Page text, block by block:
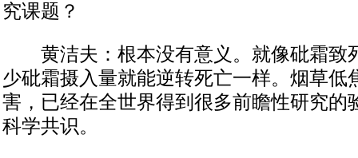
究课题？
黄洁夫：根本没有意义。就像砒霜致
少砒霜摄入量就能逆转死亡一样。烟草低
害，已经在全世界得到很多前瞻性研究的
科学共识。